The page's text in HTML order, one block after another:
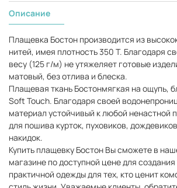
Описание
Плащевка Бостон производится из
нитей, имея плотность 350 Т. Благодаря
весу (125 г/м) не утяжеляет готовые
матовый, без отлива и блеска.
Плащевая ткань Бостонмягкая на ощупь,
Soft Touch. Благодаря своей
материал устойчивый к любой ненастной
для пошива курток, пуховиков,
накидок.
Купить плащевку Бостон Вы сможете в
магазине по доступной цене для создания
практичной одежды для тех, кто ценит